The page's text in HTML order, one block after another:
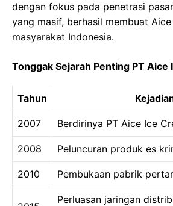
dengan fokus pada penetrasi
yang masif, berhasil membuat
masyarakat Indonesia.
Tonggak Sejarah Penting PT Aice
Tahun
2007 Berdirinya PT Aice Ice
2008 Peluncuran produk es
2010 Pembukaan pabrik
Perluasan jaringan